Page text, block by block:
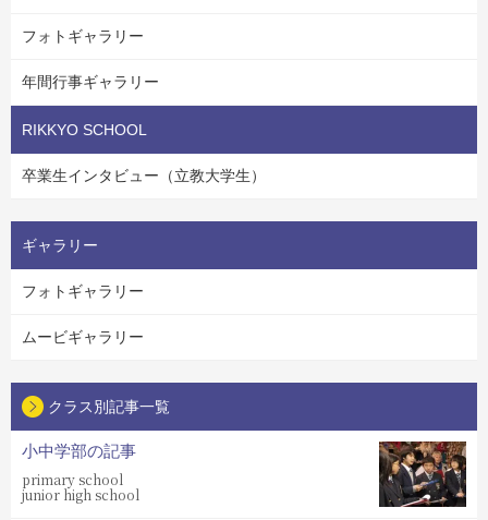
フォトギャラリー
年間行事ギャラリー
RIKKYO SCHOOL
卒業生インタビュー（立教大学生）
ギャラリー
フォトギャラリー
ムービギャラリー
クラス別記事一覧
小中学部の記事
primary school
junior high school